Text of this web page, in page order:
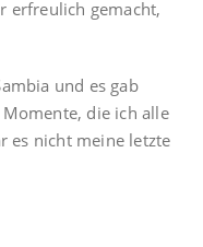
erfreulich gemacht,
und es gab
die ich alle
es nicht meine letzte